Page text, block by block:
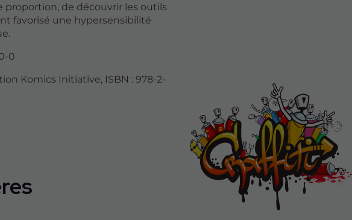
proportion, de découvrir les outils
favorisé une hypersensibilité
0
Komics Initiative, ISBN : 978-2-